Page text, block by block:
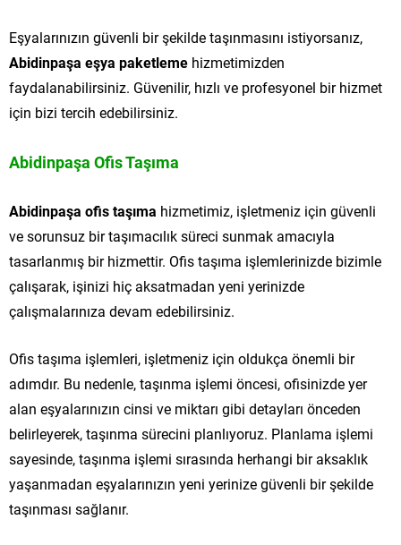
Eşyalarınızın güvenli bir şekilde taşınmasını istiyorsanız,
Abidinpaşa eşya paketleme hizmetimizden
faydalanabilirsiniz. Güvenilir, hızlı ve profesyonel bir hizmet
için bizi tercih edebilirsiniz.
Abidinpaşa Ofis Taşıma
Abidinpaşa ofis taşıma hizmetimiz, işletmeniz için güvenli
ve sorunsuz bir taşımacılık süreci sunmak amacıyla
tasarlanmış bir hizmettir. Ofis taşıma işlemlerinizde bizimle
çalışarak, işinizi hiç aksatmadan yeni yerinizde
çalışmalarınıza devam edebilirsiniz.
Ofis taşıma işlemleri, işletmeniz için oldukça önemli bir
adımdır. Bu nedenle, taşınma işlemi öncesi, ofisinizde yer
alan eşyalarınızın cinsi ve miktarı gibi detayları önceden
belirleyerek, taşınma sürecini planlıyoruz. Planlama işlemi
sayesinde, taşınma işlemi sırasında herhangi bir aksaklık
yaşanmadan eşyalarınızın yeni yerinize güvenli bir şekilde
taşınması sağlanır.